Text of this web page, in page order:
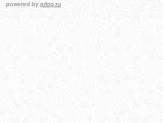
powered by prlog.ru